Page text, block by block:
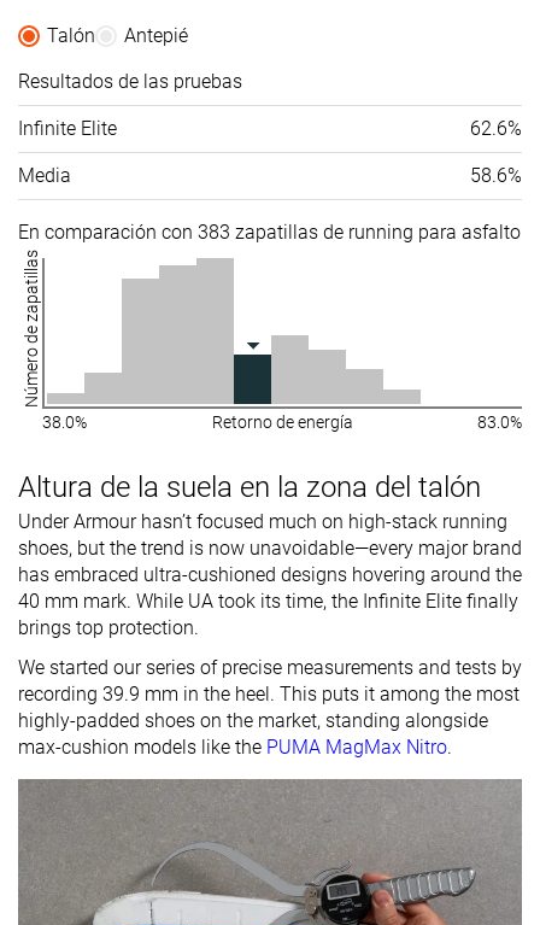
Talón
Antepié
Resultados de las pruebas
Infinite Elite 62.6%
Media 58.6%
En comparación con 383 zapatillas de running para asfalto
Número de zapatillas
38.0% Retorno de energía 83.0%
Altura de la suela en la zona del talón
Under Armour hasn’t focused much on high-stack running
shoes, but the trend is now unavoidable—every major brand
has embraced ultra-cushioned designs hovering around the
40 mm mark. While UA took its time, the Infinite Elite finally
brings top protection.
We started our series of precise measurements and tests by
recording 39.9 mm in the heel. This puts it among the most
highly-padded shoes on the market, standing alongside
max-cushion models like the PUMA MagMax Nitro.